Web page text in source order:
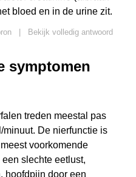
bloed en in de urine zit.
Bekijk volledig antwoord
symptomen
treden meestal pas
De nierfunctie is
voorkomende
slechte eetlust,
hoofdpijn door een